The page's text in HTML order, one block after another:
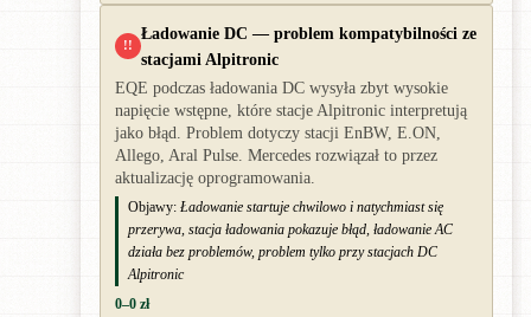
!!
Ładowanie DC — problem kompatybilności ze
stacjami Alpitronic
EQE podczas ładowania DC wysyła zbyt wysokie
napięcie wstępne, które stacje Alpitronic interpretują
jako błąd. Problem dotyczy stacji EnBW, E.ON,
Allego, Aral Pulse. Mercedes rozwiązał to przez
aktualizację oprogramowania.
Objawy: Ładowanie startuje chwilowo i natychmiast się
przerywa, stacja ładowania pokazuje błąd, ładowanie AC
działa bez problemów, problem tylko przy stacjach DC
Alpitronic
0–0 zł